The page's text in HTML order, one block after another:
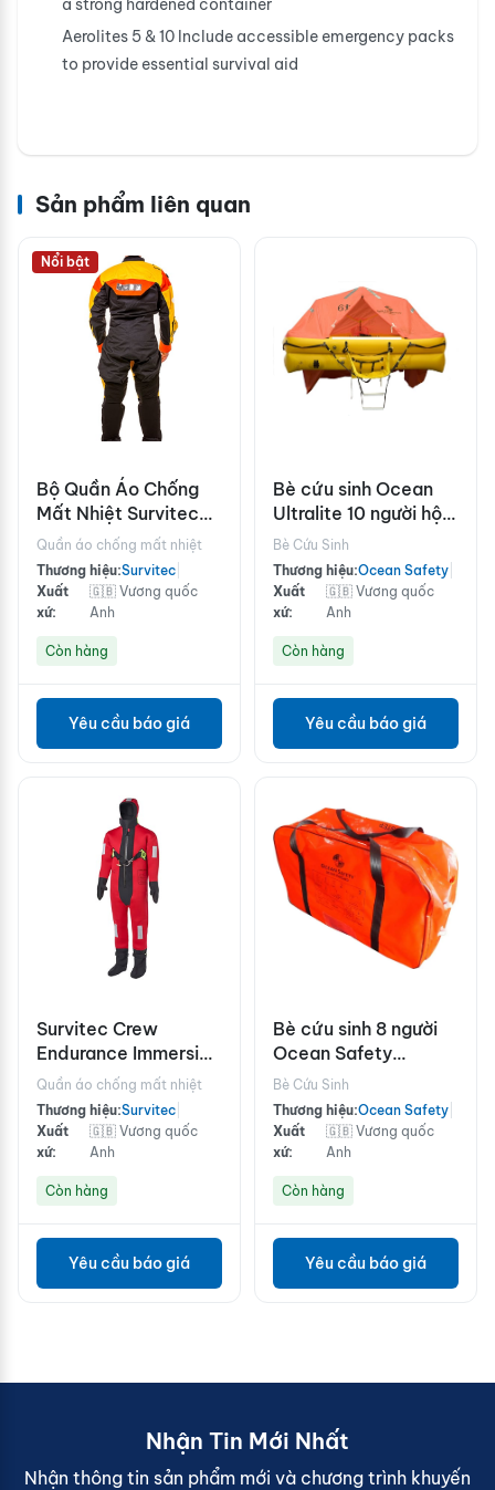
a strong hardened container
Aerolites 5 & 10 Include accessible emergency packs
to provide essential survival aid
Sản phẩm liên quan
Nổi bật
Bộ Quần Áo Chống
Mất Nhiệt Survitec
1000 Series Tri-
Approved Gen 2
Quần áo chống mất nhiệt
Thương hiệu:Survitec
Xuất
xứ:
🇬🇧 Vương quốc
Anh
Còn hàng
Yêu cầu báo giá
Bè cứu sinh Ocean
Ultralite 10 người hộp
carbon
Bè Cứu Sinh
Thương hiệu:Ocean Safety
Xuất
xứ:
🇬🇧 Vương quốc
Anh
Còn hàng
Yêu cầu báo giá
Survitec Crew
Endurance Immersion
Suits
Quần áo chống mất nhiệt
Thương hiệu:Survitec
Xuất
xứ:
🇬🇧 Vương quốc
Anh
Còn hàng
Yêu cầu báo giá
Bè cứu sinh 8 người
Ocean Safety
Standard liferaft 8V
Bè Cứu Sinh
Thương hiệu:Ocean Safety
Xuất
xứ:
🇬🇧 Vương quốc
Anh
Còn hàng
Yêu cầu báo giá
Nhận Tin Mới Nhất
Nhận thông tin sản phẩm mới và chương trình khuyến